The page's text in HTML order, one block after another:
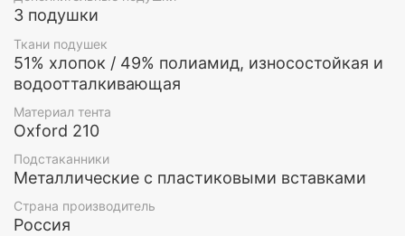
Кровать
3 подушки
Ткани подушек
51% хлопок / 49% полиамид, износостойкая и
водоотталкивающая
Материал тента
Oxford 210
Подстаканники
Металлические с пластиковыми вставками
Страна производитель
Россия